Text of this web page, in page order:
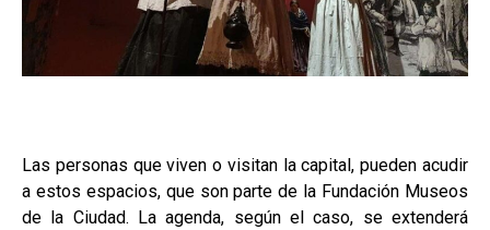
Las personas que viven o visitan la capital, pueden acudir
a estos espacios, que son parte de la Fundación Museos
de la Ciudad. La agenda, según el caso, se extenderá